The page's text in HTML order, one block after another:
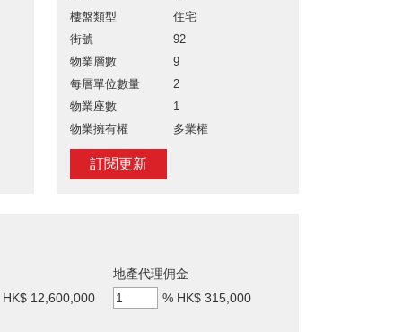
樓盤類型
住宅
街號
92
物業層數
9
每層單位數量
2
物業座數
1
物業擁有權
多業權
訂閱更新
HK$ 12,600,000
地產代理佣金
% HK$ 315,000